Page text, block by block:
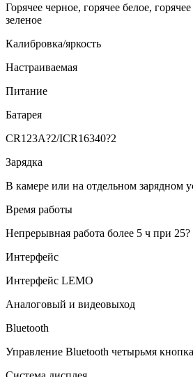
Горячее черное, горячее белое,
зеленое
Калибровка/яркость
Настраиваемая
Питание
Батарея
CR123A?2/ICR16340?2
Зарядка
В камере или на отдельном зарядном
Время работы
Непрерывная работа более 5 ч при 25?
Интерфейс
Интерфейс LEMO
Аналоговый и видеовыход
Bluetooth
Управление Bluetooth четырьмя